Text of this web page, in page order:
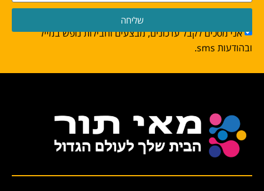
אני מסכים לקבל עדכונים, מבצעים וחבילות נופש במייל
ובהודעות sms.
שליחה